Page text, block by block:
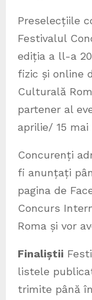
Preselecțiile
Festivalul
ediția a ll-a
fizic și online
Culturală
partener al
aprilie/ 15 mai
Concurenți
fi anunțați
pagina de
Concurs
Roma și vor
Finaliștii
listele
trimite până